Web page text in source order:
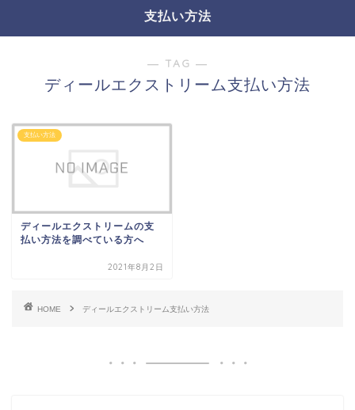
支払い方法
― TAG ―
ディールエクストリーム支払い方法
支払い方法
ディールエクストリームの支
払い方法を調べている方へ
2021年8月2日
HOME ディールエクストリーム支払い方法